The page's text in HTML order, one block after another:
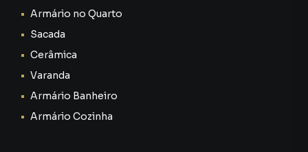
Armário no Quarto
Sacada
Cerâmica
Varanda
Armário Banheiro
Armário Cozinha